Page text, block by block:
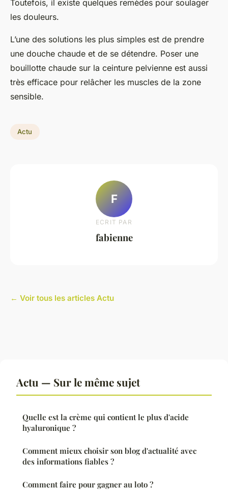
Toutefois, il existe quelques remèdes pour soulager
les douleurs.
L’une des solutions les plus simples est de prendre
une douche chaude et de se détendre. Poser une
bouillotte chaude sur la ceinture pelvienne est aussi
très efficace pour relâcher les muscles de la zone
sensible.
Actu
F
ECRIT PAR
fabienne
← Voir tous les articles Actu
Actu — Sur le même sujet
Quelle est la crème qui contient le plus d'acide
hyaluronique ?
Comment mieux choisir son blog d'actualité avec
des informations fiables ?
Comment faire pour gagner au loto ?